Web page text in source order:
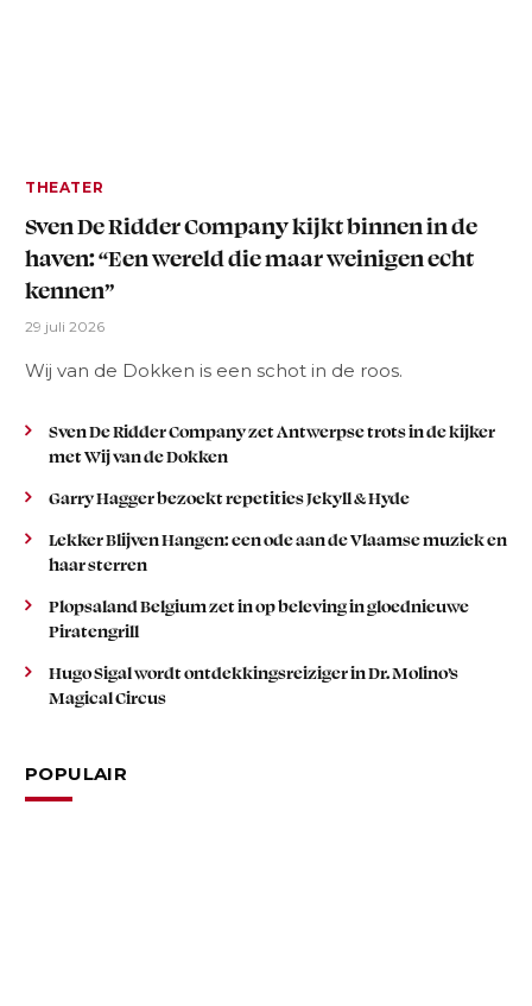
THEATER
Sven De Ridder Company kijkt binnen in de
haven: “Een wereld die maar weinigen echt
kennen”
29 juli 2026
Wij van de Dokken is een schot in de roos.
Sven De Ridder Company zet Antwerpse trots in de kijker
met Wij van de Dokken
Garry Hagger bezoekt repetities Jekyll & Hyde
Lekker Blijven Hangen: een ode aan de Vlaamse muziek en
haar sterren
Plopsaland Belgium zet in op beleving in gloednieuwe
Piratengrill
Hugo Sigal wordt ontdekkingsreiziger in Dr. Molino’s
Magical Circus
POPULAIR